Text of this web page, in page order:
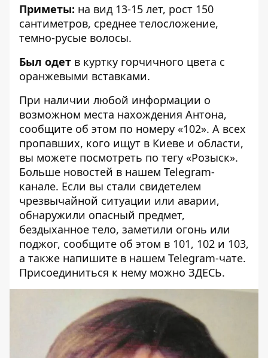
Приметы: на вид 13-15 лет, рост 150
сантиметров, среднее телосложение,
темно-русые волосы.
Был одет в куртку горчичного цвета с
оранжевыми вставками.
При наличии любой информации о
возможном места нахождения Антона,
сообщите об этом по номеру «102». А всех
пропавших, кого ищут в Киеве и области,
вы можете посмотреть по тегу «Розыск».
Больше новостей в нашем Telegram-
канале. Если вы стали свидетелем
чрезвычайной ситуации или аварии,
обнаружили опасный предмет,
бездыханное тело, заметили огонь или
поджог, сообщите об этом в 101, 102 и 103,
а также напишите в нашем Telegram-чате.
Присоединиться к нему можно ЗДЕСЬ.